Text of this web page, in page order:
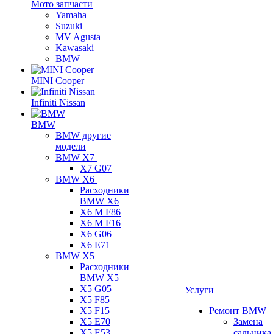
Мото запчасти
Yamaha
Suzuki
MV Agusta
Kawasaki
BMW
MINI Cooper
Infiniti Nissan
BMW
BMW другие
модели
BMW X7
X7 G07
BMW X6
Расходники
BMW X6
X6 M F86
X6 M F16
X6 G06
X6 E71
BMW X5
Расходники
BMW X5
X5 G05
X5 F85
X5 F15
X5 E70
Услуги
Ремонт BMW
Замена